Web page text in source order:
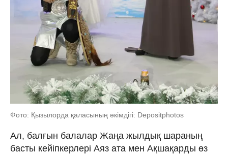
Фото: Қызылорда қаласының әкімдігі: Depositphotos
Ал, балғын балалар Жаңа жылдық шараның
басты кейіпкерлері Аяз ата мен Ақшақарды өз